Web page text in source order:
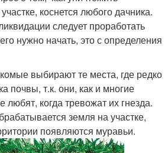
коснется любого дачника.
следует проработать
нужно начать, это с определения
выбирают те места, где редко
почвы, т.к. они, как и многие
любят, когда тревожат их гнезда.
земля на участке,
появляются муравьи.